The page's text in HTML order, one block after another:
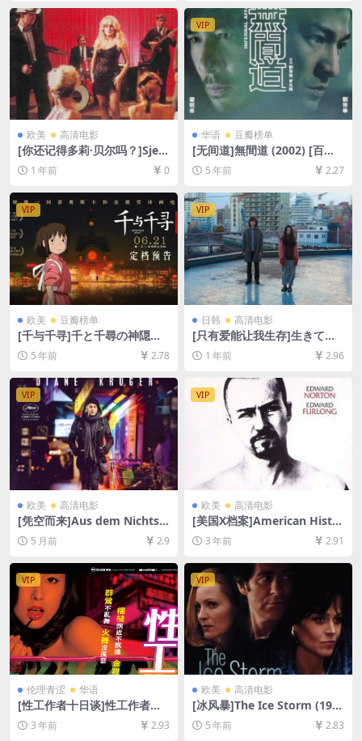
字]
欧美 高清电影
[你还记得多莉·贝尔吗？]Sjeć
aš li se Doli Bel? (1981)[百度
网盘+夸克网盘1080P超清未
删减资源][网盘在线播放/下
载][MP4/6.9GB][中文字幕]
1 年前 0
VIP
华语 豆瓣榜单
[无间道]無間道 (2002) [百度
网盘+迅雷云盘资源1080P超
清][MP4/5.9GB][粤语原声中
字]
5 年前 2.27
VIP
欧美 豆瓣榜单
[千与千寻]千と千尋の神隠し
(2001)[百度网盘+迅雷云盘资
源1080P超清未删减][MP4/8.
1GB][日语中字]
5 年前 2.78
VIP
日韩 高清电影
[只有爱能让我生存]生きてる
だけで、愛。 (2018)[百度网
盘+夸克网盘1080P超清未删
减资源][网盘在线播放/下载]
[MP4/7GB][中文字幕]
1 年前 2.96
VIP
欧美 高清电影
[凭空而来]Aus dem Nichts
(2017)[百度网盘+夸克网盘10
80P超清未删减资源][网盘在
字幕]
5 月前 2.9
VIP
欧美 高清电影
[美国X档案]American Histor
y X (1998)[百度网盘+迅雷云
盘资源1080P超清未删减][MP
3 年前 2.91
VIP
伦理青涩 华语
[性工作者十日谈]性工作者十
日談 (2007)[百度网盘+迅雷云
盘资源1080P超清未删减][MP
3 年前 2.93
VIP
欧美 高清电影
[冰风暴]The Ice Storm (199
7)[百度网盘+迅雷云盘资源10
80P超清未删减][MP4/7.1GB]
5 年前 2.83